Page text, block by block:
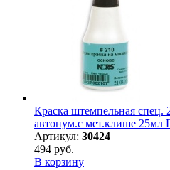
Краска штемпельная спец.
автонум.с мет.клише 25мл
Артикул: 30424
494 руб.
В корзину